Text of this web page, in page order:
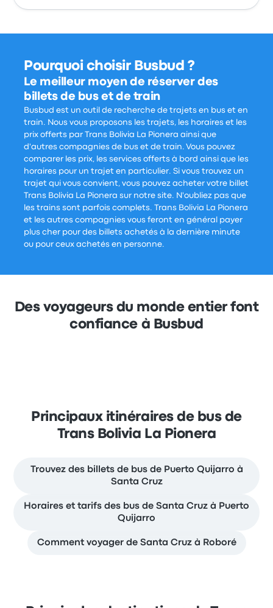
Pourquoi choisir Busbud ?
Le meilleur moyen de réserver des
billets de bus et de train
Busbud est un outil de recherche de trajets en bus et en
train. Nous vous proposons les trajets, les horaires et les
prix offerts par Trans Bolivia La Pionera ainsi que
d'autres compagnies de bus et de train. Vous pouvez
comparer les prix, les services offerts à bord ainsi que les
horaires pour un trajet en particulier. Si vous trouvez un
trajet qui vous convient, vous pouvez acheter votre billet
Trans Bolivia La Pionera sur notre site. N'oubliez pas que
les trains sont parfois complets. Trans Bolivia La Pionera
et les autres compagnies vous feront en général payer
plus cher pour des billets achetés à la dernière minute
ou pour ceux achetés en personne.
Des voyageurs du monde entier font
confiance à Busbud
Principaux itinéraires de bus de
Trans Bolivia La Pionera
Trouvez des billets de bus de Puerto Quijarro à
Santa Cruz
Horaires et tarifs des bus de Santa Cruz à Puerto
Quijarro
Comment voyager de Santa Cruz à Roboré